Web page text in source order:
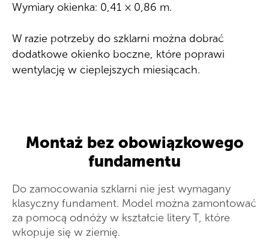
Wymiary okienka: 0,41 × 0,86 m.
W razie potrzeby do szklarni można dobrać
dodatkowe okienko boczne, które poprawi
wentylację w cieplejszych miesiącach.
Montaż bez obowiązkowego
fundamentu
Do zamocowania szklarni nie jest wymagany
klasyczny fundament. Model można zamontować
za pomocą odnóży w kształcie litery T, które
wkopuje się w ziemię.